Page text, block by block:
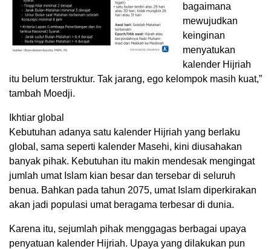
bagaimana
mewujudkan
keinginan
menyatukan
kalender Hijriah
itu belum terstruktur. Tak jarang, ego kelompok masih kuat,”
tambah Moedji.
Ikhtiar global
Kebutuhan adanya satu kalender Hijriah yang berlaku
global, sama seperti kalender Masehi, kini diusahakan
banyak pihak. Kebutuhan itu makin mendesak mengingat
jumlah umat Islam kian besar dan tersebar di seluruh
benua. Bahkan pada tahun 2075, umat Islam diperkirakan
akan jadi populasi umat beragama terbesar di dunia.
Karena itu, sejumlah pihak menggagas berbagai upaya
penyatuan kalender Hijriah. Upaya yang dilakukan pun